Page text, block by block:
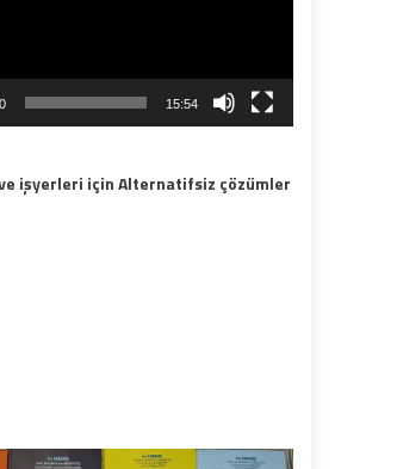
15:54
işyerleri için Alternatifsiz çözümler